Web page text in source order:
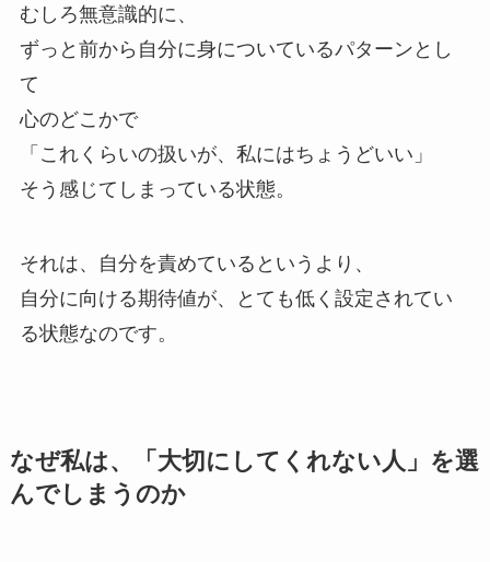
むしろ無意識的に、
ずっと前から自分に身についているパターンとし
て
心のどこかで
「これくらいの扱いが、私にはちょうどいい」
そう感じてしまっている状態。
それは、自分を責めているというより、
自分に向ける期待値が、とても低く設定されてい
る状態なのです。
なぜ私は、「大切にしてくれない人」を選
んでしまうのか